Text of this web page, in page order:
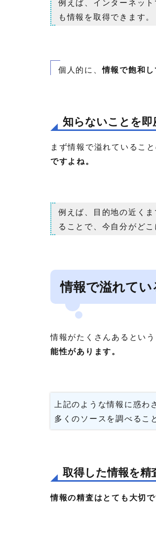
例えば、インターネッ
も情報を取得できます。
個人的に、情報で飽和
知らないことを
まず情報で溢れているこ
ですよね。
例えば、目的地の近く
ることで、今自分がど
情報で溢れて
情報がたくさんあるという
能性があります。
上記のような情報に惑
多くのソースを調べるこ
取得した情報を精
情報の精査はとても大切で